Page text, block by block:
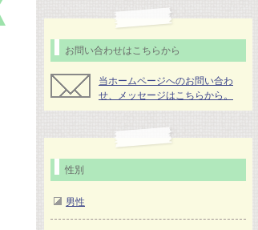
お問い合わせはこちらから
当ホームページへのお問い合わ
せ、メッセージはこちらから。
性別
男性